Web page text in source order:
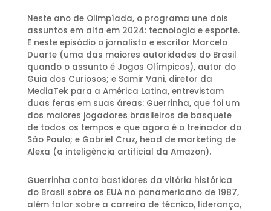
Neste ano de Olimpíada, o programa une dois
assuntos em alta em 2024: tecnologia e esporte.
E neste episódio o jornalista e escritor Marcelo
Duarte (uma das maiores autoridades do Brasil
quando o assunto é Jogos Olímpicos), autor do
Guia dos Curiosos; e Samir Vani, diretor da
MediaTek para a América Latina, entrevistam
duas feras em suas áreas: Guerrinha, que foi um
dos maiores jogadores brasileiros de basquete
de todos os tempos e que agora é o treinador do
São Paulo; e Gabriel Cruz, head de marketing de
Alexa (a inteligência artificial da Amazon).
Guerrinha conta bastidores da vitória histórica
do Brasil sobre os EUA no panamericano de 1987,
além falar sobre a carreira de técnico, liderança,